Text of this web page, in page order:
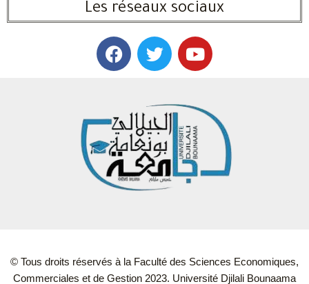
Les réseaux sociaux
© Tous droits réservés à la Faculté des Sciences Economiques,
Commerciales et de Gestion 2023. Université Djilali Bounaama